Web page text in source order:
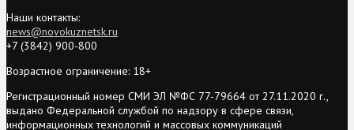
Наши контакты:
news@novokuznetsk.ru
+7 (3842) 900-800
Возрастное ограничение: 18+
Регистрационный номер СМИ ЭЛ №ФС 77-79664 от 27.11.2020 г.,
выдано Федеральной службой по надзору в сфере связи,
информационных технологий и массовых коммуникаций